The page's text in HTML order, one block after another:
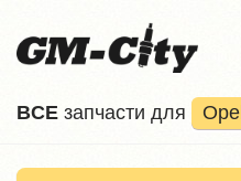
ВCE запчасти для Opel